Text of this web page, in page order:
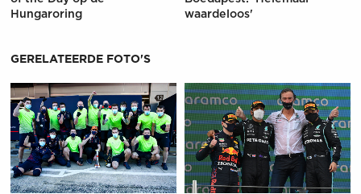
Hungaroring
waardeloos'
GERELATEERDE FOTO'S